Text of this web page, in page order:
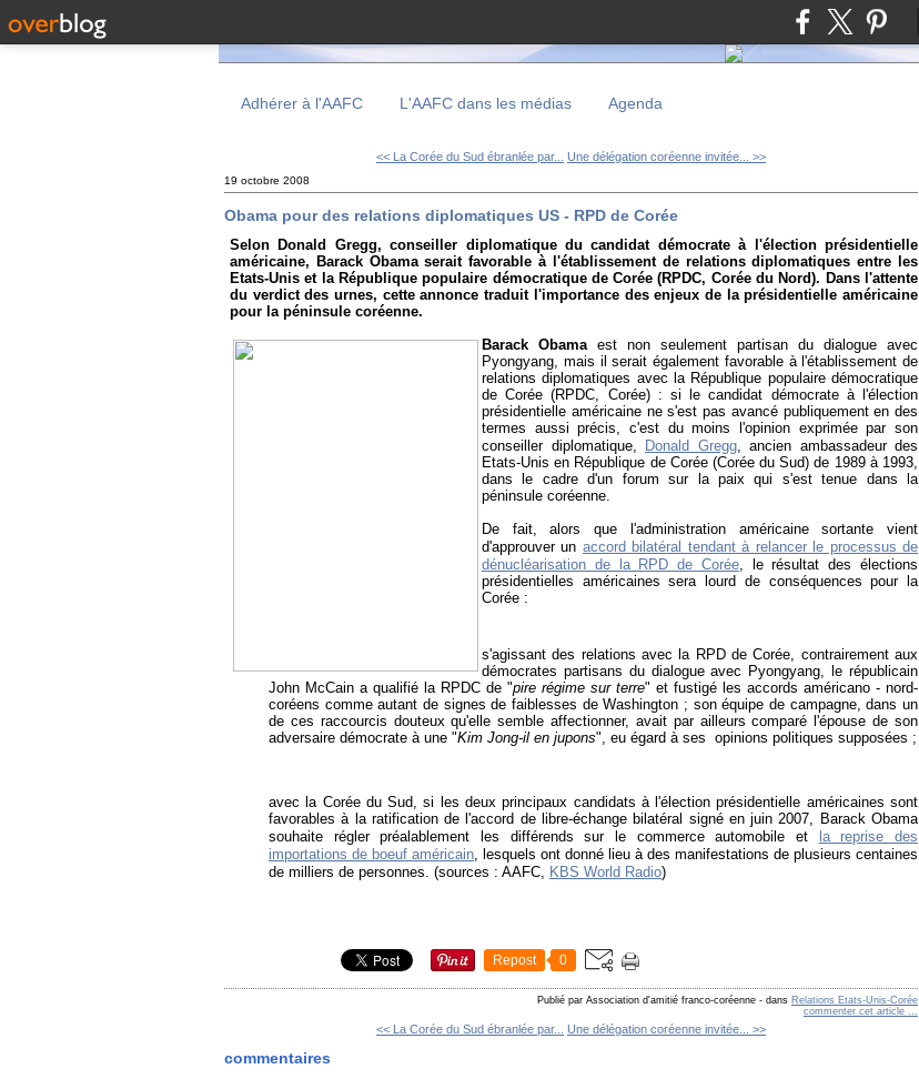
Adhérer à l'AAFC L'AAFC dans les médias Agenda
<< La Corée du Sud ébranlée par... Une délégation coréenne invitée... >>
19 octobre 2008
Obama pour des relations diplomatiques US - RPD de Corée
Selon Donald Gregg, conseiller diplomatique du candidat démocrate à l'élection présidentielle
américaine, Barack Obama serait favorable à l'établissement de relations diplomatiques entre les
Etats-Unis et la République populaire démocratique de Corée (RPDC, Corée du Nord). Dans l'attente
du verdict des urnes, cette annonce traduit l'importance des enjeux de la présidentielle américaine
pour la péninsule coréenne.
Barack Obamaest non seulement partisan du dialogue avec
Pyongyang, mais il serait également favorable à l'établissement de
relations diplomatiques avec la République populaire démocratique
de Corée (RPDC, Corée) : si le candidat démocrate à l'élection
présidentielle américaine ne s'est pas avancé publiquement en des
termes aussi précis, c'est du moins l'opinion exprimée par son
conseiller diplomatique,
Donald Gregg, ancien ambassadeur des
Etats-Unis en République de Corée (Corée du Sud) de 1989 à 1993,
dans le cadre d'un forum sur la paix qui s'est tenue dans la
péninsule coréenne.
De fait, alors que l'administration américaine sortante vient
d'approuver un accord bilatéral tendant à relancer le processus de
dénucléarisation de la RPD de Corée, le résultat des élections
présidentielles américaines sera lourd de conséquences pour la
Corée :
s'agissant des relations avec la RPD de Corée, contrairement aux
démocrates partisans du dialogue avec Pyongyang, le républicain
John McCain a qualifié la RPDC de "pire régime sur terre" et fustigé les accords américano - nord-
coréens comme autant de signes de faiblesses de Washington ; son équipe de campagne, dans un
de ces raccourcis douteux qu'elle semble affectionner, avait par ailleurs comparé l'épouse de son
adversaire démocrate à une "Kim Jong-il en jupons", eu égard à ses opinions politiques supposées ;
avec la Corée du Sud, si les deux principaux candidats à l'élection présidentielle américaines sont
favorables à la ratification de l'accord de libre-échange bilatéral signé en juin 2007, Barack Obama
souhaite régler préalablement les différends sur le commerce automobile et
la reprise des
importations de boeuf américain, lesquels ont donné lieu à des manifestations de plusieurs centaines
de milliers de personnes. (sources : AAFC, KBS World Radio)
Repost 0
Publié par Association d'amitié franco-coréenne - dans Relations Etats-Unis-Corée
commenter cet article …
<< La Corée du Sud ébranlée par... Une délégation coréenne invitée... >>
commentaires